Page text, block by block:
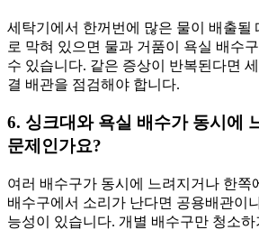
세탁기에서 한꺼번에 많은 물이 배출될
로 막혀 있으면 물과 거품이 욕실 배수
수 있습니다. 같은 증상이 반복된다면
결 배관을 점검해야 합니다.
6. 싱크대와 욕실 배수가 동시에
문제인가요?
여러 배수구가 동시에 느려지거나 한쪽
배수구에서 소리가 난다면 공용배관이
능성이 있습니다. 개별 배수구만 청소